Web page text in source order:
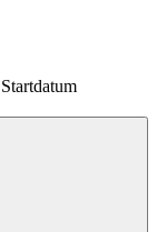
Startdatum